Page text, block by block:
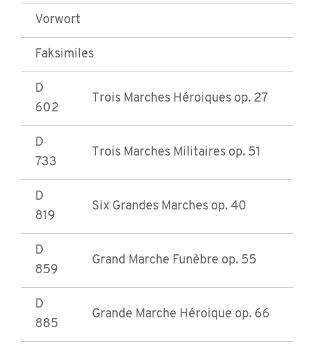
Vorwort
Faksimiles
D
602
Trois Marches Héroiques op. 27
D
733
Trois Marches Militaires op. 51
D
819
Six Grandes Marches op. 40
D
859
Grand Marche Funèbre op. 55
D
885
Grande Marche Héroique op. 66